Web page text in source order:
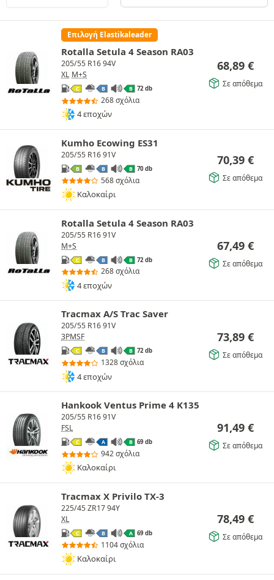
Επιλογή Elastikaleader
Rotalla Setula 4 Season RA03
205/55 R16 94V
XL M+S
C B B 72 db
268 σχόλια
4 εποχών
68,89 €
Σε απόθεμα
Kumho Ecowing ES31
205/55 R16 91V
B B B 70 db
568 σχόλια
Καλοκαίρι
70,39 €
Σε απόθεμα
Rotalla Setula 4 Season RA03
205/55 R16 91V
M+S
C B B 72 db
268 σχόλια
4 εποχών
67,49 €
Σε απόθεμα
Tracmax A/S Trac Saver
205/55 R16 91V
3PMSF
C B B 72 db
1328 σχόλια
4 εποχών
73,89 €
Σε απόθεμα
Hankook Ventus Prime 4 K135
205/55 R16 91V
FSL
C A B 69 db
942 σχόλια
Καλοκαίρι
91,49 €
Σε απόθεμα
Tracmax X Privilo TX-3
225/45 ZR17 94Y
XL
C B A 69 db
1104 σχόλια
Καλοκαίρι
78,49 €
Σε απόθεμα